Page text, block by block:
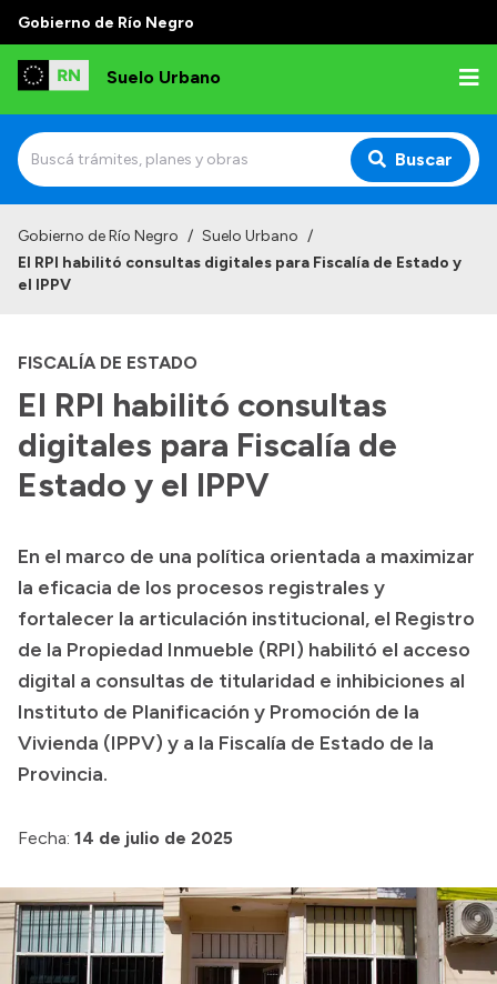
Gobierno de Río Negro
Suelo Urbano
Buscar
Gobierno de Río Negro / Suelo Urbano /
El RPI habilitó consultas digitales para Fiscalía de Estado y
el IPPV
FISCALÍA DE ESTADO
El RPI habilitó consultas
digitales para Fiscalía de
Estado y el IPPV
En el marco de una política orientada a maximizar
la eficacia de los procesos registrales y
fortalecer la articulación institucional, el Registro
de la Propiedad Inmueble (RPI) habilitó el acceso
digital a consultas de titularidad e inhibiciones al
Instituto de Planificación y Promoción de la
Vivienda (IPPV) y a la Fiscalía de Estado de la
Provincia.
Fecha: 14 de julio de 2025